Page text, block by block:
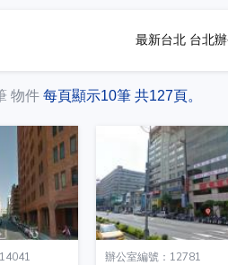
最新台北 台北
物件 每頁顯示10筆 共127頁。
辦公室編號：12781